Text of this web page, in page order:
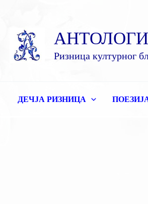
Ризница културног
ДЕЧЈА РИЗНИЦА